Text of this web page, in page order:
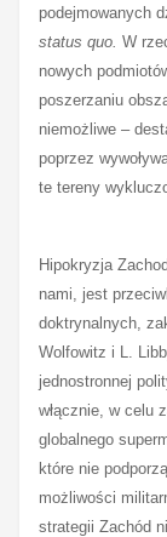
podejmowanych
status quo. W
nowych
poszerzaniu
niemożliwe –
poprzez
te tereny
Hipokryzja
nami, jest
doktrynalnych,
Wolfowitz i L.
jednostronnej
włącznie, w celu
globalnego
które nie
możliwości
strategii Zachód